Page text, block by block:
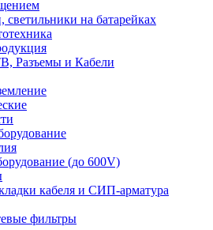
на батарейках
Разъемы и Кабели
(до 600V)
кабеля и СИП-арматура
фильтры